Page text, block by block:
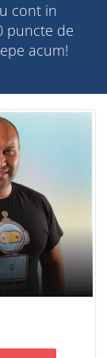
cont in
puncte de
acum!